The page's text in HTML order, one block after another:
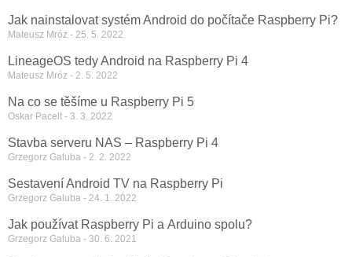
Jak nainstalovat systém Android do počítače Raspberry Pi?
Mateusz Mróz 25. 5. 2022
LineageOS tedy Android na Raspberry Pi 4
Mateusz Mróz 2. 5. 2022
Na co se těšíme u Raspberry Pi 5
Oskar Pacelt 3. 3. 2022
Stavba serveru NAS – Raspberry Pi 4
Grzegorz Galuba 2. 2. 2022
Sestavení Android TV na Raspberry Pi
Grzegorz Galuba 24. 1. 2022
Jak používat Raspberry Pi a Arduino spolu?
Grzegorz Galuba 30. 6. 2021